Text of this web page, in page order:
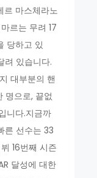
르 마스체라노
르는 무려 17
당하고 있
려 있습니다.
대부분의 핸
명으로, 끝없
니다.지금까
른 선수는 33
16번째 시즌
달성에 대한